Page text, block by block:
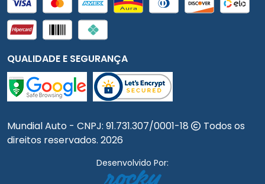
QUALIDADE E SEGURANÇA
Mundial Auto - CNPJ: 91.731.307/0001-18
Todos os
direitos reservados. 2026
Desenvolvido Por: